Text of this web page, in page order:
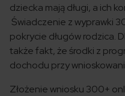
dziecka mają długi, a ich
Świadczenie z wyprawki
pokrycie długów rodzica.
także fakt, że środki z
dochodu przy
Złożenie wniosku 300+